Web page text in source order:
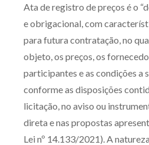
Diferenciais
Receba
Av. Sete de
Batel Curitiba/PR
Ata de registro de preços é o
e obrigacional, com
para futura contratação, no
objeto, os preços, os
participantes e as condições a
conforme as disposições
licitação, no aviso ou
direta e nas propostas
Lei nº 14.133/2021). A